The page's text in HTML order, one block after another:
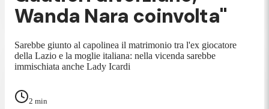
Wanda Nara coinvolta"
Sarebbe giunto al capolinea il matrimonio tra l'ex giocatore
della Lazio e la moglie italiana: nella vicenda sarebbe
immischiata anche Lady Icardi
2 min